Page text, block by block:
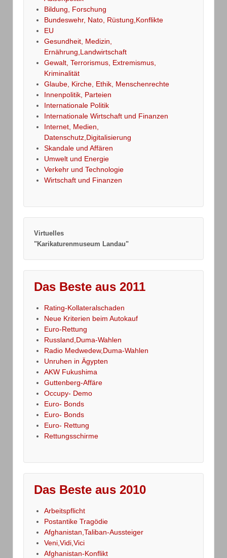
Bildung, Forschung
Bundeswehr, Nato, Rüstung,Konflikte
EU
Gesundheit, Medizin,
Ernährung,Landwirtschaft
Gewalt, Terrorismus, Extremismus,
Kriminalität
Glaube, Kirche, Ethik, Menschenrechte
Innenpolitik, Parteien
Internationale Politik
Internationale Wirtschaft und Finanzen
Internet, Medien,
Datenschutz,Digitalisierung
Skandale und Affären
Umwelt und Energie
Verkehr und Technologie
Wirtschaft und Finanzen
Virtuelles
"Karikaturenmuseum Landau"
Das Beste aus 2011
Rating-Kollateralschaden
Neue Kriterien beim Autokauf
Euro-Rettung
Russland,Duma-Wahlen
Radio Medwedew,Duma-Wahlen
Unruhen in Ägypten
AKW Fukushima
Guttenberg-Affäre
Occupy- Demo
Euro- Bonds
Euro- Bonds
Euro- Rettung
Rettungsschirme
Das Beste aus 2010
Arbeitspflicht
Postantike Tragödie
Afghanistan,Taliban-Aussteiger
Veni,Vidi,Vici
Afghanistan-Konflikt